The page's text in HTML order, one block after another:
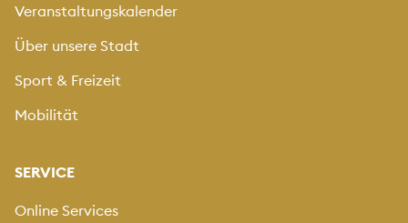
Veranstaltungskalender
Über unsere Stadt
Sport & Freizeit
Mobilität
SERVICE
Online Services